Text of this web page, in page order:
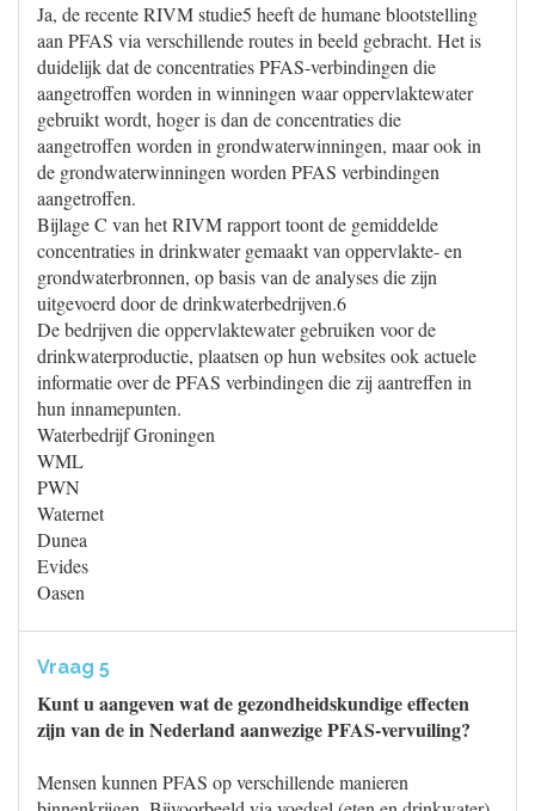
Ja, de recente RIVM studie5 heeft de humane blootstelling
aan PFAS via verschillende routes in beeld gebracht. Het is
duidelijk dat de concentraties PFAS-verbindingen die
aangetroffen worden in winningen waar oppervlaktewater
gebruikt wordt, hoger is dan de concentraties die
aangetroffen worden in grondwaterwinningen, maar ook in
de grondwaterwinningen worden PFAS verbindingen
aangetroffen.
Bijlage C van het RIVM rapport toont de gemiddelde
concentraties in drinkwater gemaakt van oppervlakte- en
grondwaterbronnen, op basis van de analyses die zijn
uitgevoerd door de drinkwaterbedrijven.6
De bedrijven die oppervlaktewater gebruiken voor de
drinkwaterproductie, plaatsen op hun websites ook actuele
informatie over de PFAS verbindingen die zij aantreffen in
hun innamepunten.
Waterbedrijf Groningen
WML
PWN
Waternet
Dunea
Evides
Oasen
Vraag 5
Kunt u aangeven wat de gezondheidskundige effecten
zijn van de in Nederland aanwezige PFAS-vervuiling?
Mensen kunnen PFAS op verschillende manieren